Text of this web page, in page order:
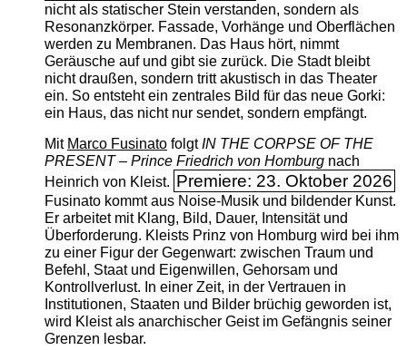
nicht als statischer Stein verstanden, sondern als
Resonanzkörper. Fassade, Vorhänge und Oberflächen
werden zu Membranen. Das Haus hört, nimmt
Geräusche auf und gibt sie zurück. Die Stadt bleibt
nicht draußen, sondern tritt akustisch in das Theater
ein. So entsteht ein zentrales Bild für das neue Gorki:
ein Haus, das nicht nur sendet, sondern empfängt.
Mit Marco FusinatofolgtIN THE CORPSE OF THE
PRESENT – Prince Friedrich von Homburgnach
Heinrich von Kleist. Premiere: 23. Oktober 2026
Fusinato kommt aus Noise-Musik und bildender Kunst.
Er arbeitet mit Klang, Bild, Dauer, Intensität und
Überforderung. Kleists Prinz von Homburg wird bei ihm
zu einer Figur der Gegenwart: zwischen Traum und
Befehl, Staat und Eigenwillen, Gehorsam und
Kontrollverlust. In einer Zeit, in der Vertrauen in
Institutionen, Staaten und Bilder brüchig geworden ist,
wird Kleist als anarchischer Geist im Gefängnis seiner
Grenzen lesbar.